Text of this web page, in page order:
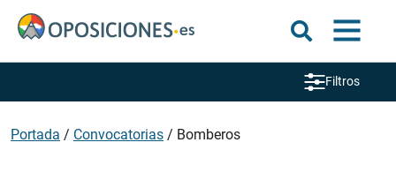
Filtros
Portada / Convocatorias / Bomberos